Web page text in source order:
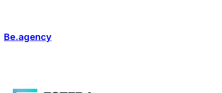
Be.agency